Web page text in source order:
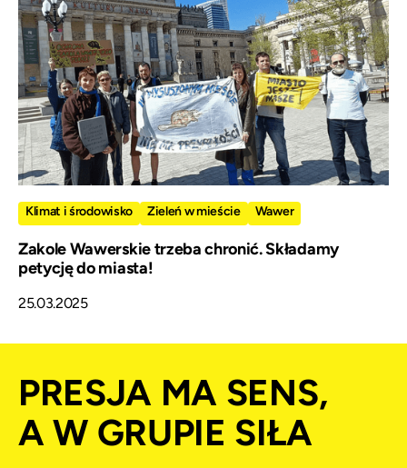
Klimat i środowisko Zieleń w mieście Wawer
Zakole Wawerskie trzeba chronić. Składamy
petycję do miasta!
25.03.2025
PRESJA MA SENS,
A W GRUPIE SIŁA